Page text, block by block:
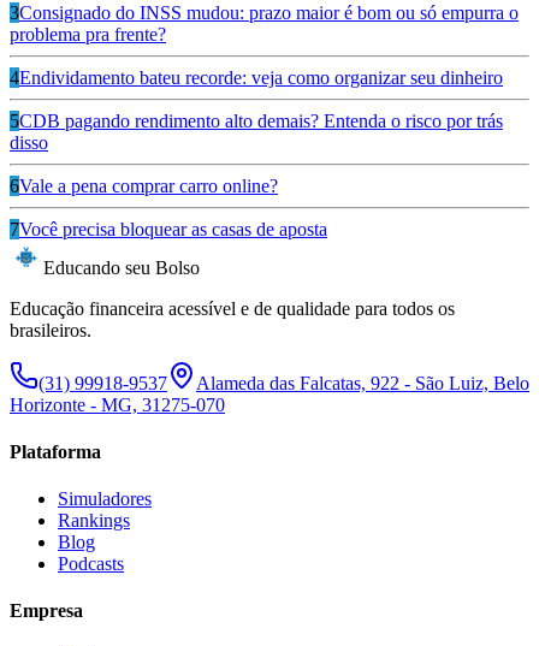
3Consignado do INSS mudou: prazo maior é bom ou só empurra o
problema pra frente?
4Endividamento bateu recorde: veja como organizar seu dinheiro
5CDB pagando rendimento alto demais? Entenda o risco por trás
disso
6Vale a pena comprar carro online?
7Você precisa bloquear as casas de aposta
Educando seu Bolso
Educação financeira acessível e de qualidade para todos os
brasileiros.
(31) 99918-9537
Alameda das Falcatas, 922 - São Luiz, Belo
Horizonte - MG, 31275-070
Plataforma
Simuladores
Rankings
Blog
Podcasts
Empresa